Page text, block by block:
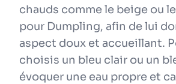
chauds comme le beige ou
pour Dumpling, afin de lui
aspect doux et accueillant.
choisis un bleu clair ou un
évoquer une eau propre et